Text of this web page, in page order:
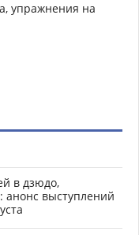
упражнения на
в дзюдо,
анонс выступлений